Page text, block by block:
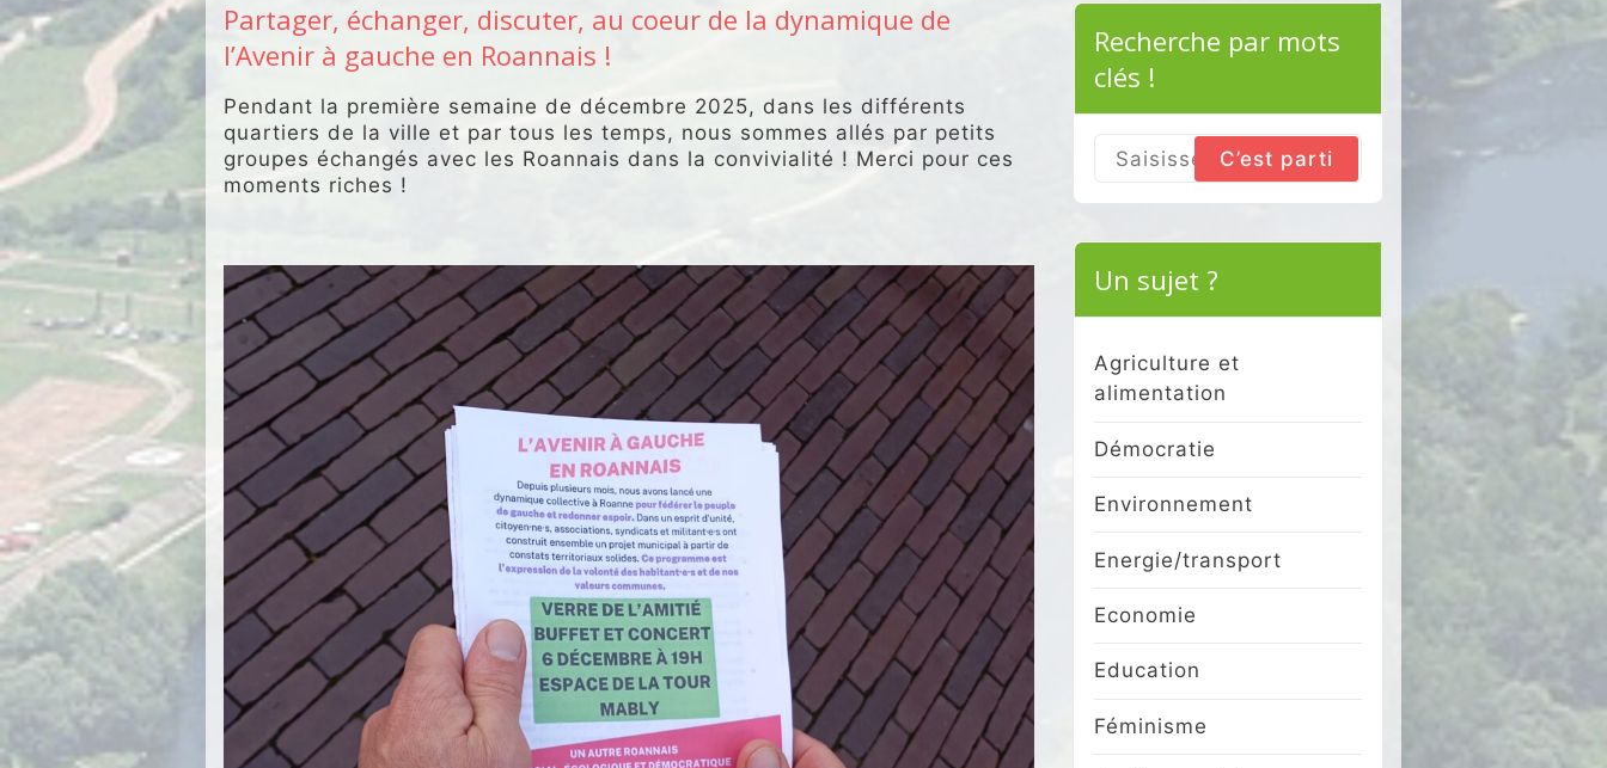
Partager, échanger, discuter, au coeur de la dynamique de
l’Avenir à gauche en Roannais !
Pendant la première semaine de décembre 2025, dans les différents
quartiers de la ville et par tous les temps, nous sommes allés par petits
groupes échangés avec les Roannais dans la convivialité ! Merci pour ces
moments riches !
Recherche par mots
clés !
Search
Un sujet ?
Agriculture et
alimentation
Démocratie
Environnement
Energie/transport
Economie
Education
Féminisme